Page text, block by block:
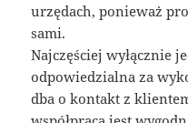
urzędach, ponieważ
sami.
Najczęściej wyłącznie
odpowiedzialna za
dba o kontakt z